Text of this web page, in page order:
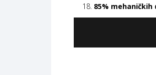
85% mehaničkih